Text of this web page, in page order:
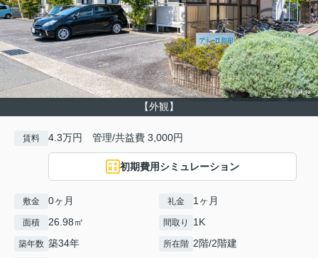
【外観】
賃料 4.3万円 管理/共益費 3,000円
初期費用シミュレーション
敷金 0ヶ月 礼金 1ヶ月
面積 26.98㎡ 間取り 1K
築年数 築34年 所在階 2階/2階建